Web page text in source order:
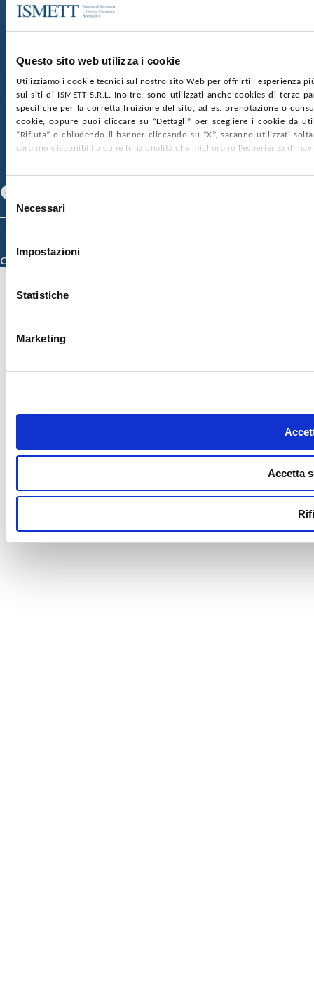
Questo sito web utilizza i cookie
Utilizziamo i cookie tecnici sul nostro sito Web per offrirti l'esperienza
sui siti di ISMETT S.R.L. Inoltre, sono utilizzati anche cookies di terze
specifiche per la corretta fruizione del sito, ad es. prenotazione o
cookie, oppure puoi cliccare su “Dettagli” per scegliere i cookie da
“Rifiuta” o chiudendo il banner cliccando su “X”, saranno utilizzati
saranno disponibili alcune funzionalità che migliorano l’esperienza di
Selezione
delNecessari
Impostazioni
Statistiche
Marketing
Accetta
Via Discesa dei Giudici 4 90133 Palermo
nr. REA PA-201818 P.I. 04544550827
SOCIETÀ TRASPARENTE WHISTLEBLOWING
GARE E CONTRATTIPRIVACYCOOKIE POLICY
SOSTIENICIMAPPA DEL SITOACCESSIBILITÀ
CONTATTI
Specializzazione)
Credits